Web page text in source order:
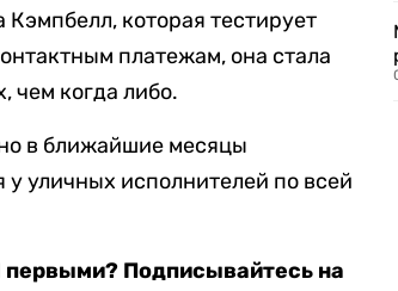
которая тестирует
платежам, она стала
чем когда либо.
в ближайшие месяцы
уличных исполнителей по всей
первыми? Подписывайтесь на